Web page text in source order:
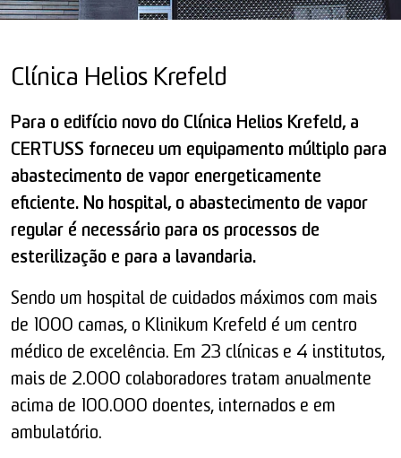
Clínica Helios Krefeld
Para o edifício novo do Clínica Helios Krefeld, a
CERTUSS forneceu um equipamento múltiplo para
abastecimento de vapor energeticamente
eficiente. No hospital, o abastecimento de vapor
regular é necessário para os processos de
esterilização e para a lavandaria.
Sendo um hospital de cuidados máximos com mais
de 1000 camas, o Klinikum Krefeld é um centro
médico de excelência. Em 23 clínicas e 4 institutos,
mais de 2.000 colaboradores tratam anualmente
acima de 100.000 doentes, internados e em
ambulatório.